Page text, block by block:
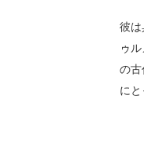
彼は
ゥ
の
にと